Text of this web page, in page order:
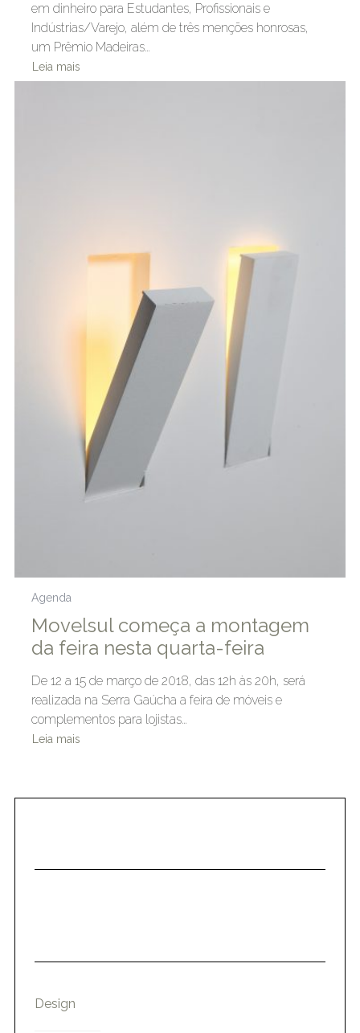
em dinheiro para Estudantes, Profissionais e
Indústrias/Varejo, além de três menções honrosas,
um Prêmio Madeiras…
Leia mais
Agenda
Movelsul começa a montagem
da feira nesta quarta-feira
De 12 a 15 de março de 2018, das 12h às 20h, será
realizada na Serra Gaúcha a feira de móveis e
complementos para lojistas…
Leia mais
Design